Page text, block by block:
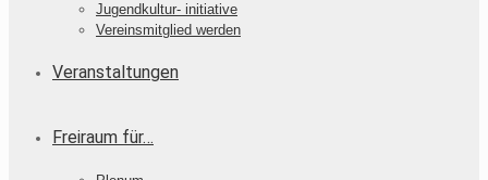
Jugendkultur- initiative
Vereinsmitglied werden
Veranstaltungen
Freiraum für…